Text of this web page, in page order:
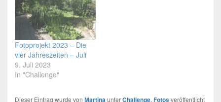
Fotoprojekt 2023 – Die
vier Jahreszeiten – Juli
9. Juli 2023
In "Challenge"
Dieser Eintrag wurde von MartinaunterChallenge, Fotosveröffentlicht